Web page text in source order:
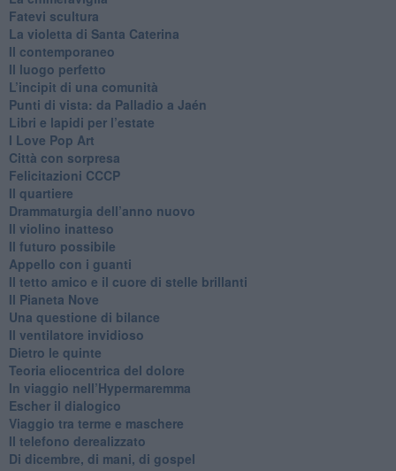
​Fatevi scultura
​La violetta di Santa Caterina
​Il contemporaneo
​Il luogo perfetto
​L’incipit di una comunità
Punti di vista: da Palladio a Jaén
​Libri e lapidi per l’estate
​I Love Pop Art
Città con sorpresa
Felicitazioni CCCP
​Il quartiere
​Drammaturgia dell’anno nuovo
​Il violino inatteso
​Il futuro possibile
​Appello con i guanti
​Il tetto amico e il cuore di stelle brillanti
​Il Pianeta Nove
​Una questione di bilance
​Il ventilatore invidioso
​Dietro le quinte
​Teoria eliocentrica del dolore
In viaggio nell’Hypermaremma
​Escher il dialogico
​Viaggio tra terme e maschere
Il telefono derealizzato
​Di dicembre, di mani, di gospel